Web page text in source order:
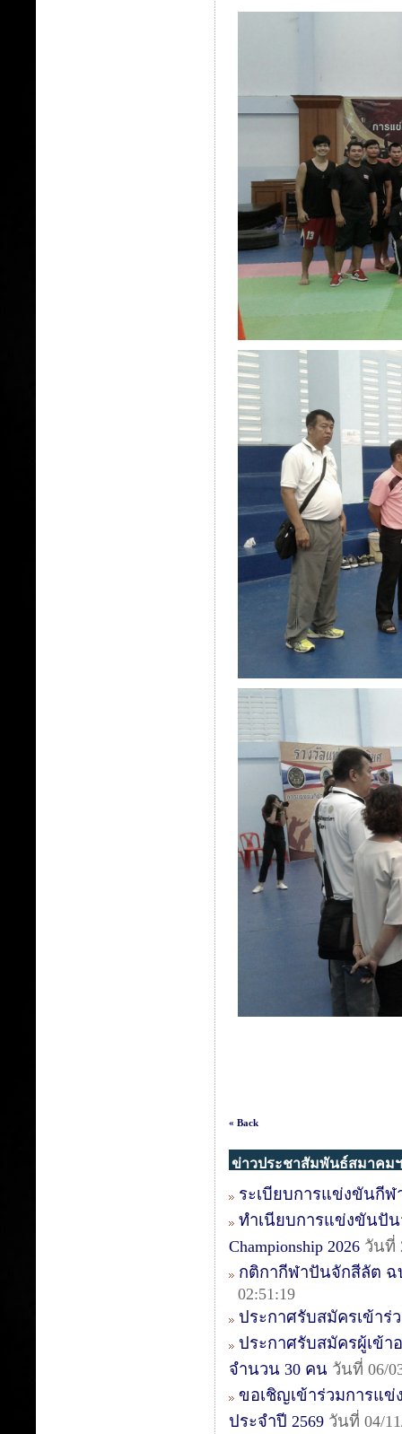
« Back
ข่าวประชาสัมพันธ์สมาคมฯ
ระเบียบการแข่งขันกีฬ
ทำเนียบการแข่งขันปันจั
Championship 2026 วันที่
กติกากีฬาปันจักสีลัต ฉบั
02:51:19
ประกาศรับสมัครเข้า
ประกาศรับสมัครผู้เข้า
จำนวน 30 คน วันที่ 06/
ขอเชิญเข้าร่วมการแ
ประจำปี 2569 วันที่ 04/